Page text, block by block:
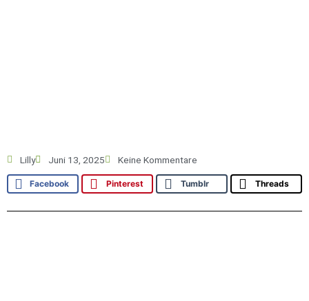
Lilly Juni 13, 2025 Keine Kommentare
Facebook Pinterest Tumblr Threads